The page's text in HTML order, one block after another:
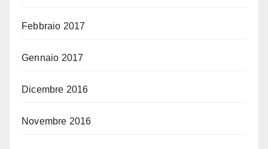
Febbraio 2017
Gennaio 2017
Dicembre 2016
Novembre 2016